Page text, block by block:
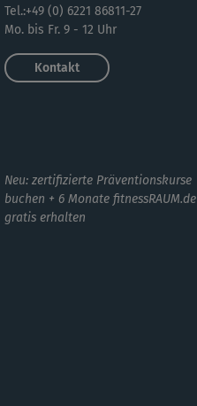
Tel.:+49 (0) 6221 86811-27
Mo. bis Fr. 9 - 12 Uhr
Kontakt
Neu: zertifizierte Präventionskurse
buchen + 6 Monate fitnessRAUM.de
gratis erhalten